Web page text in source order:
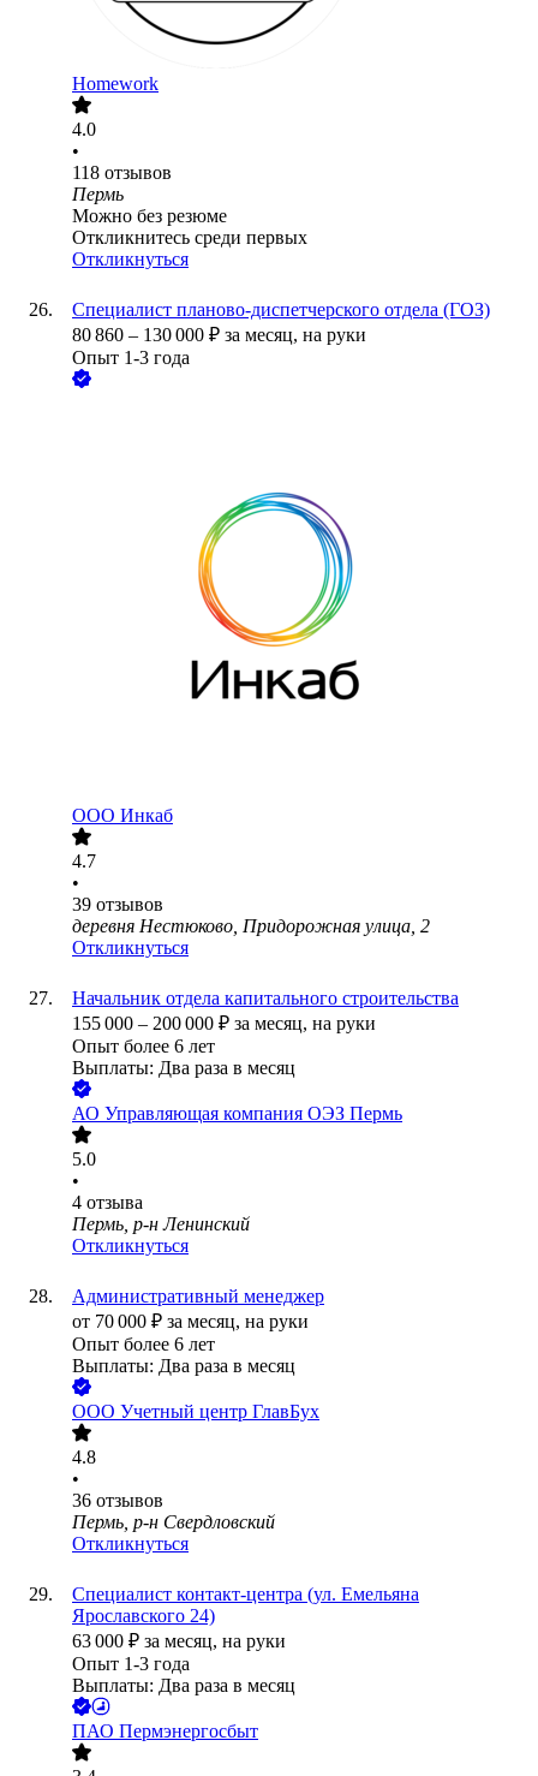
Homework
4.0
•
118 отзывов
Пермь
Можно без резюме
Откликнитесь среди первых
Откликнуться
Специалист планово-диспетчерского отдела (ГОЗ)
80 860 – 130 000 ₽ за месяц, на руки
Опыт 1-3 года
ООО Инкаб
4.7
•
39 отзывов
деревня Нестюково, Придорожная улица, 2
Откликнуться
Начальник отдела капитального строительства
155 000 – 200 000 ₽ за месяц, на руки
Опыт более 6 лет
Выплаты: Два раза в месяц
АО Управляющая компания ОЭЗ Пермь
5.0
•
4 отзыва
Пермь, р-н Ленинский
Откликнуться
Административный менеджер
от 70 000 ₽ за месяц, на руки
Опыт более 6 лет
Выплаты: Два раза в месяц
ООО Учетный центр ГлавБух
4.8
•
36 отзывов
Пермь, р-н Свердловский
Откликнуться
Специалист контакт-центра (ул. Емельяна
Ярославского 24)
63 000 ₽ за месяц, на руки
Опыт 1-3 года
Выплаты: Два раза в месяц
ПАО Пермэнергосбыт